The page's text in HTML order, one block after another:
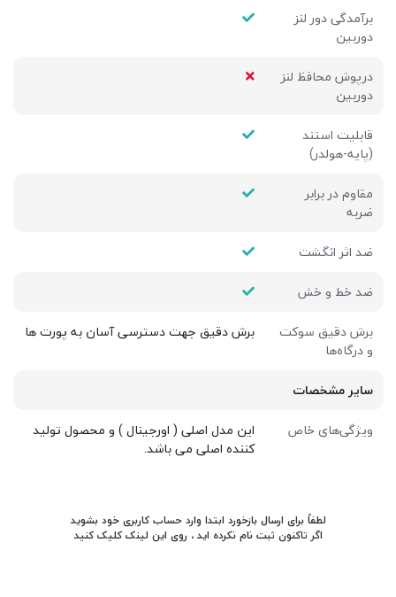
برآمدگی دور لنز
دوربین
درپوش محافظ لنز
دوربین
قابلیت استند
(پایه-هولدر)
مقاوم در برابر
ضربه
ضد اثر انگشت
ضد خط و خش
برش دقیق سوکت
و درگاه‌ها
برش دقیق جهت دسترسی آسان به پورت ها
سایر مشخصات
ویژگی‌های خاص
این مدل اصلی ( اورجینال ) و محصول تولید
کننده اصلی می باشد.
لطفاً برای ارسال بازخورد ابتدا وارد حساب کاربری خود بشوید
اگر تاکنون ثبت نام نکرده اید ، روی این لینک کلیک کنید